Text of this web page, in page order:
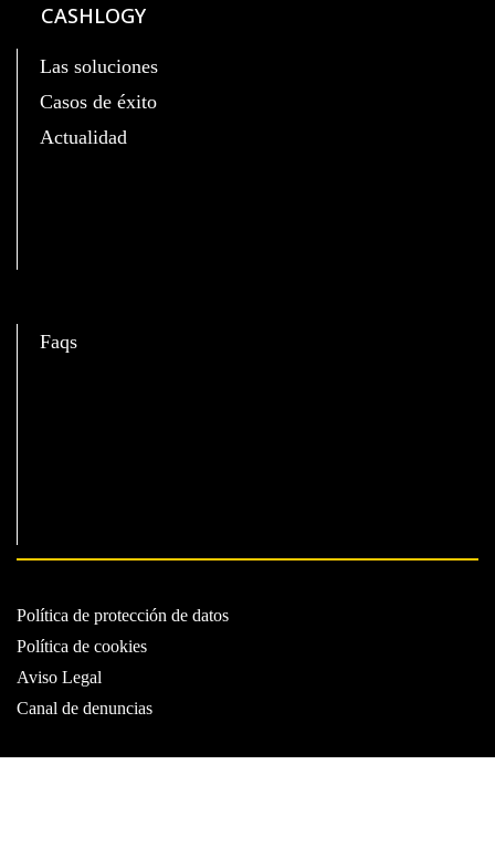
CASHLOGY
Las soluciones
Casos de éxito
Actualidad
Faqs
Política de protección de datos
Política de cookies
Aviso Legal
Canal de denuncias